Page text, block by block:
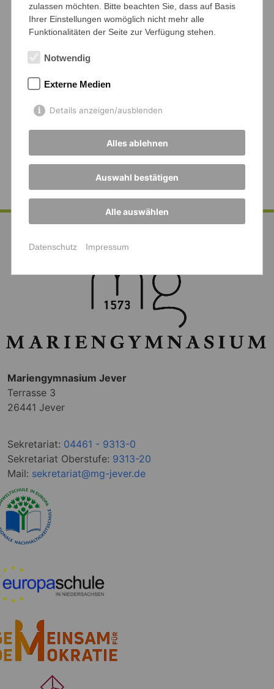
Maria, und für nur 5 Euro kann man sich
diesen in den kommenden Tagen in den 1. Und
2. Pausen vor dem Sekretariat von der 6e
verkaufen lassen. Außerhalb der Pausen ist
Frau Klostermann auch so lieb und verkauft
den Kalender Sekretariat.
Ein ganz dickes Dankeschön an die
und an die 6e für die tolle Unterstützung.
Mariengymnasium Jever
Terrasse 3
26441 Jever
Sekretariat: 04461 - 9313-0
Sekretariat Oberstufe: 9313-20
Mail: sekretariat@mg-jever.de
zulassen möchten. Bitte beachten Sie, dass auf Basis
Ihrer Einstellungen womöglich nicht mehr alle
Funktionalitäten der Seite zur Verfügung stehen.
Notwendig
Externe Medien
Details anzeigen/ausblenden
Alles ablehnen
Auswahl bestätigen
Alle auswählen
Datenschutz Impressum